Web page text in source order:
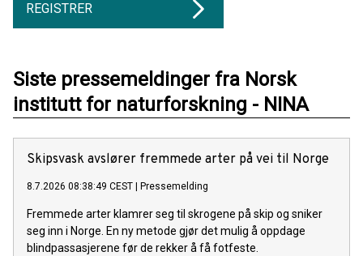
REGISTRER
Siste pressemeldinger fra Norsk
institutt for naturforskning - NINA
Skipsvask avslører fremmede arter på vei til Norge
8.7.2026 08:38:49 CEST Pressemelding
Fremmede arter klamrer seg til skrogene på skip og sniker
seg inn i Norge. En ny metode gjør det mulig å oppdage
blindpassasjerene før de rekker å få fotfeste.